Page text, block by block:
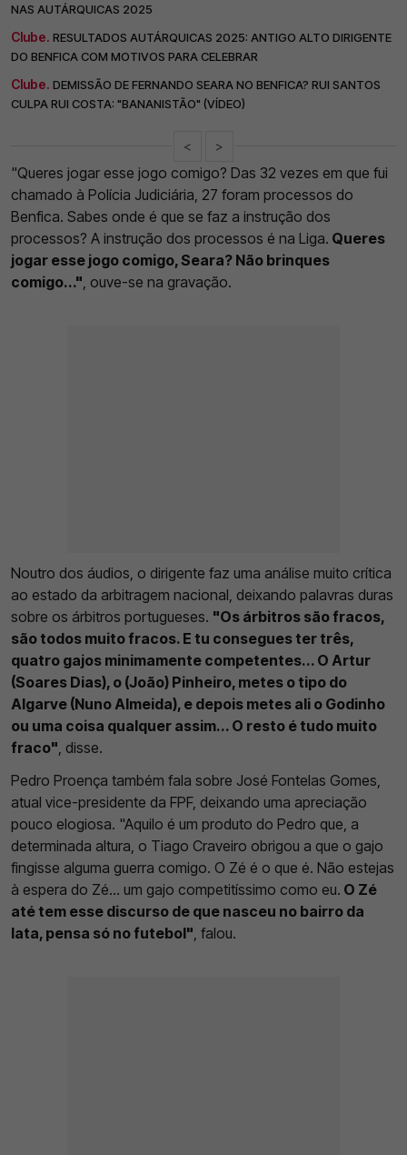
NAS AUTÁRQUICAS 2025
Clube. RESULTADOS AUTÁRQUICAS 2025: ANTIGO ALTO DIRIGENTE
DO BENFICA COM MOTIVOS PARA CELEBRAR
Clube. DEMISSÃO DE FERNANDO SEARA NO BENFICA? RUI SANTOS
CULPA RUI COSTA: "BANANISTÃO" (VÍDEO)
< >
"Queres jogar esse jogo comigo? Das 32 vezes em que fui
chamado à Polícia Judiciária, 27 foram processos do
Benfica. Sabes onde é que se faz a instrução dos
processos? A instrução dos processos é na Liga. Queres
jogar esse jogo comigo, Seara? Não brinques
comigo..." , ouve-se na gravação.
Noutro dos áudios, o dirigente faz uma análise muito crítica
ao estado da arbitragem nacional, deixando palavras duras
sobre os árbitros portugueses. "Os árbitros são fracos,
são todos muito fracos. E tu consegues ter três,
quatro gajos minimamente competentes... O Artur
(Soares Dias), o (João) Pinheiro, metes o tipo do
Algarve (Nuno Almeida), e depois metes ali o Godinho
ou uma coisa qualquer assim... O resto é tudo muito
fraco" , disse.
Pedro Proença também fala sobre José Fontelas Gomes,
atual vice-presidente da FPF, deixando uma apreciação
pouco elogiosa. "Aquilo é um produto do Pedro que, a
determinada altura, o Tiago Craveiro obrigou a que o gajo
fingisse alguma guerra comigo. O Zé é o que é. Não estejas
à espera do Zé... um gajo competitíssimo como eu. O Zé
até tem esse discurso de que nasceu no bairro da
lata, pensa só no futebol" , falou.